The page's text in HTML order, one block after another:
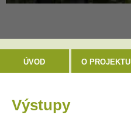
ÚVOD O PROJEKTU
Výstupy